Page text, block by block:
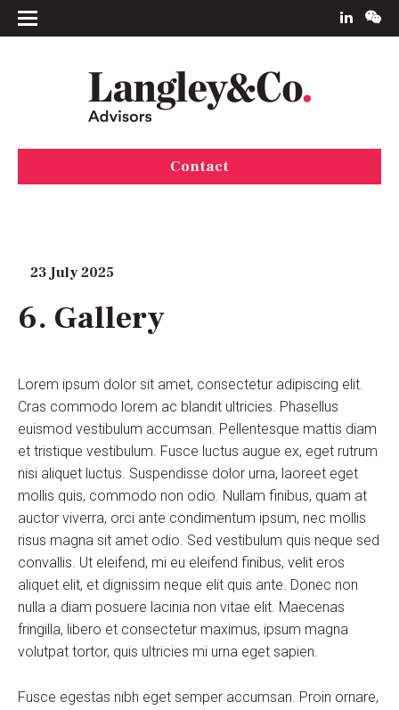
Contact
23 July 2025
6. Gallery
Lorem ipsum dolor sit amet, consectetur adipiscing elit.
Cras commodo lorem ac blandit ultricies. Phasellus
euismod vestibulum accumsan. Pellentesque mattis diam
et tristique vestibulum. Fusce luctus augue ex, eget rutrum
nisi aliquet luctus. Suspendisse dolor urna, laoreet eget
mollis quis, commodo non odio. Nullam finibus, quam at
auctor viverra, orci ante condimentum ipsum, nec mollis
risus magna sit amet odio. Sed vestibulum quis neque sed
convallis. Ut eleifend, mi eu eleifend finibus, velit eros
aliquet elit, et dignissim neque elit quis ante. Donec non
nulla a diam posuere lacinia non vitae elit. Maecenas
fringilla, libero et consectetur maximus, ipsum magna
volutpat tortor, quis ultricies mi urna eget sapien.
Fusce egestas nibh eget semper accumsan. Proin ornare,